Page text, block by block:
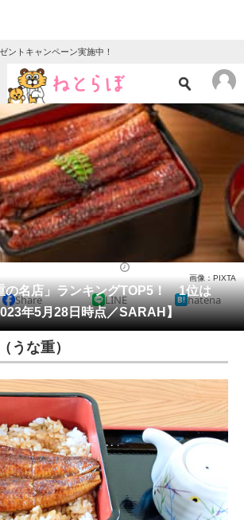
ントキャンペーン実施中！
ニュース
クイズ
地域
教育・育児
総合ページ
通す
新トレンド
イスの未来
て選べる
の名店」ランキングTOP5！ 1位は
年5月28日時点／SARAH】
画像：PIXTA
Share LINE hatena
うな重）